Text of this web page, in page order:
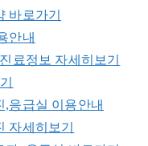
바로가기
안내
료정보 자세히보기
,응급실 이용안내
자세히보기